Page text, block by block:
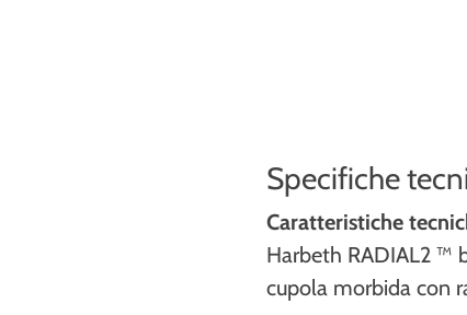
Specifiche
Caratteristiche
Harbeth RADIAL2 ™
cupola morbida con